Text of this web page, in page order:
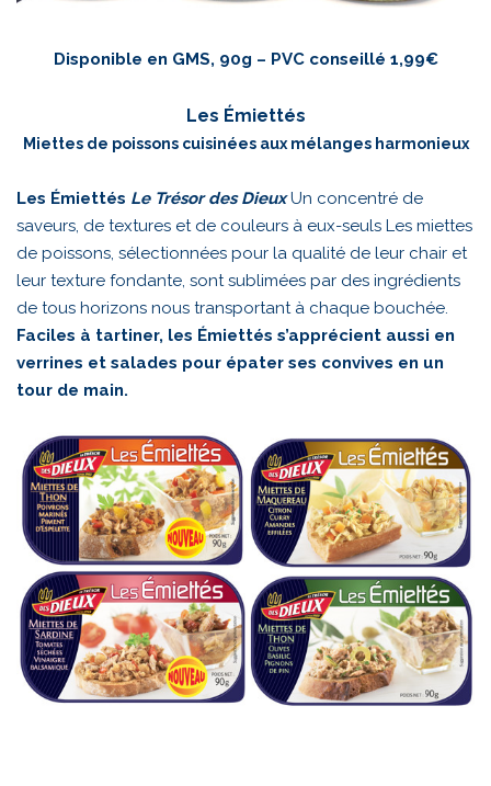
Disponible en GMS, 90g – PVC conseillé 1,99€
Les Émiettés
Miettes de poissons cuisinées aux mélanges harmonieux
Les Émiettés Le Trésor des DieuxUn concentré de
saveurs, de textures et de couleurs à eux-seuls Les miettes
de poissons, sélectionnées pour la qualité de leur chair et
leur texture fondante, sont sublimées par des ingrédients
de tous horizons nous transportant à chaque bouchée.
Faciles à tartiner, les Émiettés s’apprécient aussi en
verrines et salades pour épater ses convives en un
tour de main.